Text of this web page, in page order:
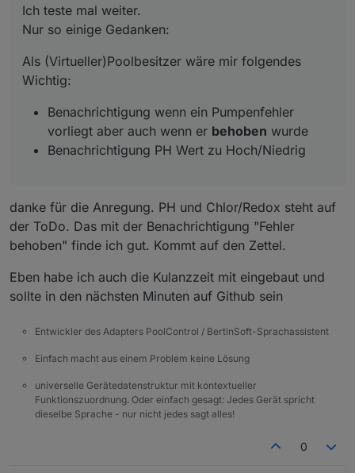
Benachrichtigung PH Wert zu Hoch/Niedrig
Ich teste mal weiter.
Nur so einige Gedanken:
Als (Virtueller)Poolbesitzer wäre mir folgendes
Wichtig:
Benachrichtigung wenn ein Pumpenfehler
vorliegt aber auch wenn er behoben wurde
Benachrichtigung PH Wert zu Hoch/Niedrig
danke für die Anregung. PH und Chlor/Redox steht auf
der ToDo. Das mit der Benachrichtigung "Fehler
behoben" finde ich gut. Kommt auf den Zettel.
Eben habe ich auch die Kulanzzeit mit eingebaut und
sollte in den nächsten Minuten auf Github sein
Entwickler des Adapters PoolControl / BertinSoft-Sprachassistent
Einfach macht aus einem Problem keine Lösung
universelle Gerätedatenstruktur mit kontextueller
Funktionszuordnung. Oder einfach gesagt: Jedes Gerät spricht
dieselbe Sprache - nur nicht jedes sagt alles!
0